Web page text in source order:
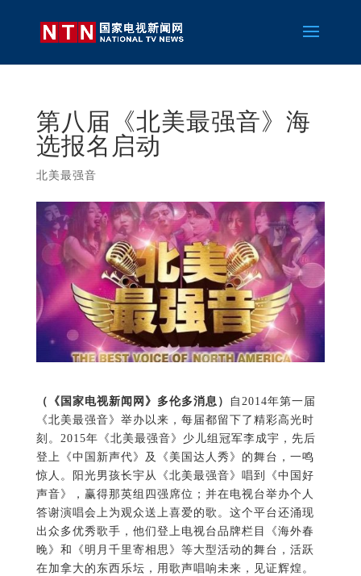
第八届《北美最强音》海
选报名启动
北美最强音
（《国家电视新闻网》多伦多消息）
自2014年第一届
《北美最强音》举办以来，每届都留下了精彩高光时
刻。2015年《北美最强音》少儿组冠军李成宇，先后
登上《中国新声代》及《美国达人秀》的舞台，一鸣
惊人。阳光男孩长宇从《北美最强音》唱到《中国好
声音》，赢得那英组四强席位；并在电视台举办个人
答谢演唱会上为观众送上喜爱的歌。这个平台还涌现
出众多优秀歌手，他们登上电视台品牌栏目《海外春
晚》和《明月千里寄相思》等大型活动的舞台，活跃
在加拿大的东西乐坛，用歌声唱响未来，见证辉煌。